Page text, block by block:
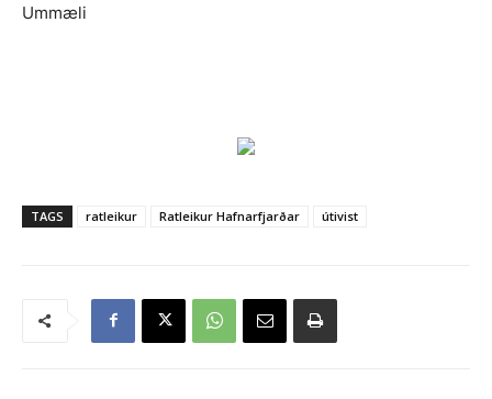
Ummæli
TAGS ratleikur Ratleikur Hafnarfjarðar útivist